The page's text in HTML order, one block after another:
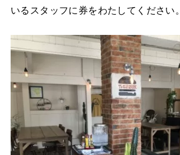
いるスタッフに券をわたしてください。